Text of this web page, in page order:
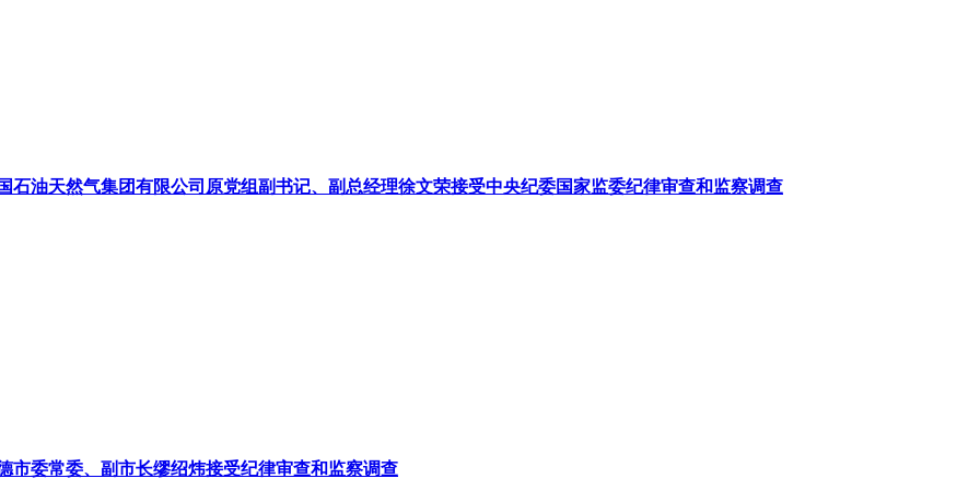
石油天然气集团有限公司原党组副书记、副总经理徐文荣接受中央纪委国家监委纪律审查和监察调查
市委常委、副市长缪绍炜接受纪律审查和监察调查